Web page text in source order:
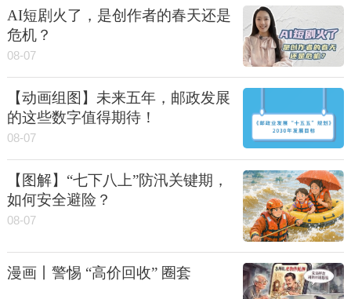
AI短剧火了，是创作者的春天还是
危机？
08-07
【动画组图】未来五年，邮政发展
的这些数字值得期待！
08-07
【图解】“七下八上”防汛关键期，
如何安全避险？
08-07
漫画丨警惕 “高价回收” 圈套